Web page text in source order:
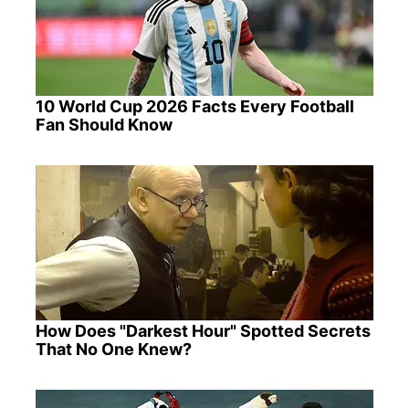
10 World Cup 2026 Facts Every Football
Fan Should Know
How Does "Darkest Hour" Spotted Secrets
That No One Knew?